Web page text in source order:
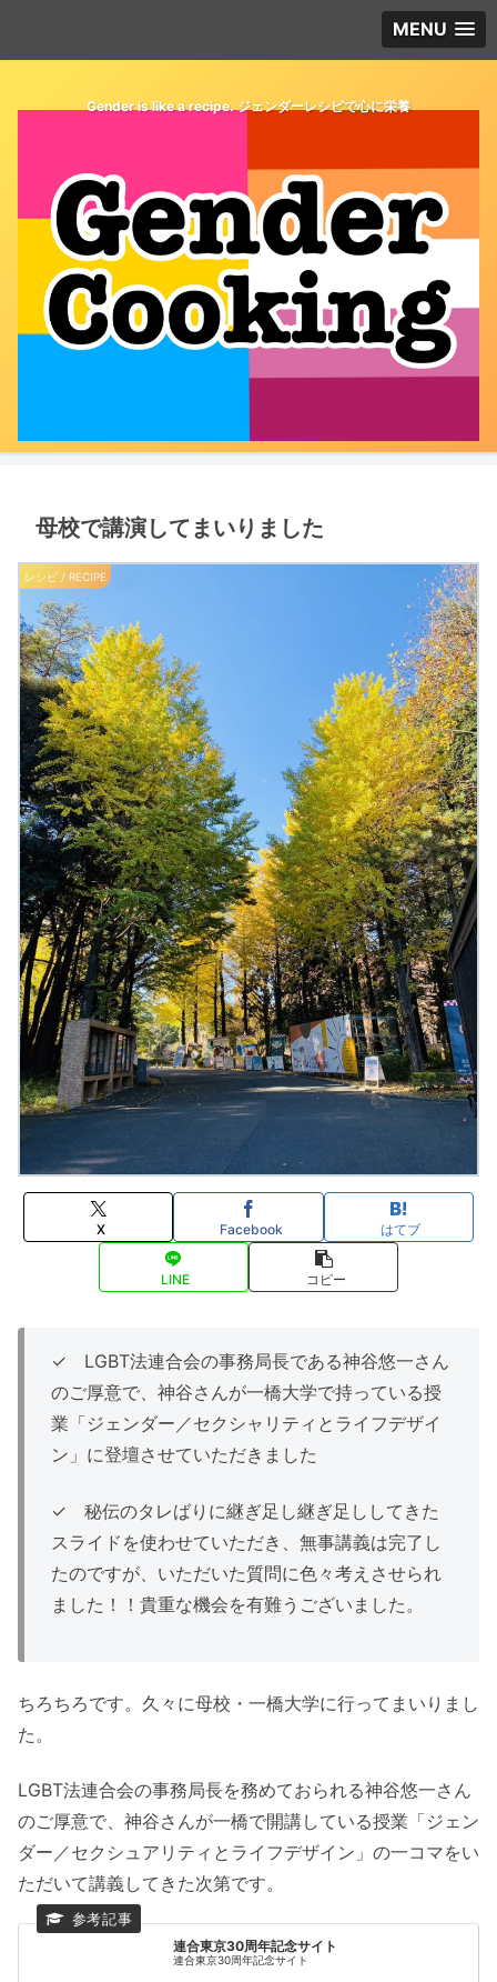
MENU
Gender is like a recipe. ジェンダーレシピで心に栄養
母校で講演してまいりました
レシピ / RECIPE
X Facebook はてブ
LINE コピー
✓ LGBT法連合会の事務局長である神谷悠一さん
のご厚意で、神谷さんが一橋大学で持っている授
業「ジェンダー／セクシャリティとライフデザイ
ン」に登壇させていただきました
✓ 秘伝のタレばりに継ぎ足し継ぎ足ししてきた
スライドを使わせていただき、無事講義は完了し
たのですが、いただいた質問に色々考えさせられ
ました！！貴重な機会を有難うございました。
ちろちろです。久々に母校・一橋大学に行ってまいりまし
た。
LGBT法連合会の事務局長を務めておられる神谷悠一さん
のご厚意で、神谷さんが一橋で開講している授業「ジェン
ダー／セクシュアリティとライフデザイン」の一コマをい
ただいて講義してきた次第です。
連合東京30周年記念サイト
連合東京30周年記念サイト